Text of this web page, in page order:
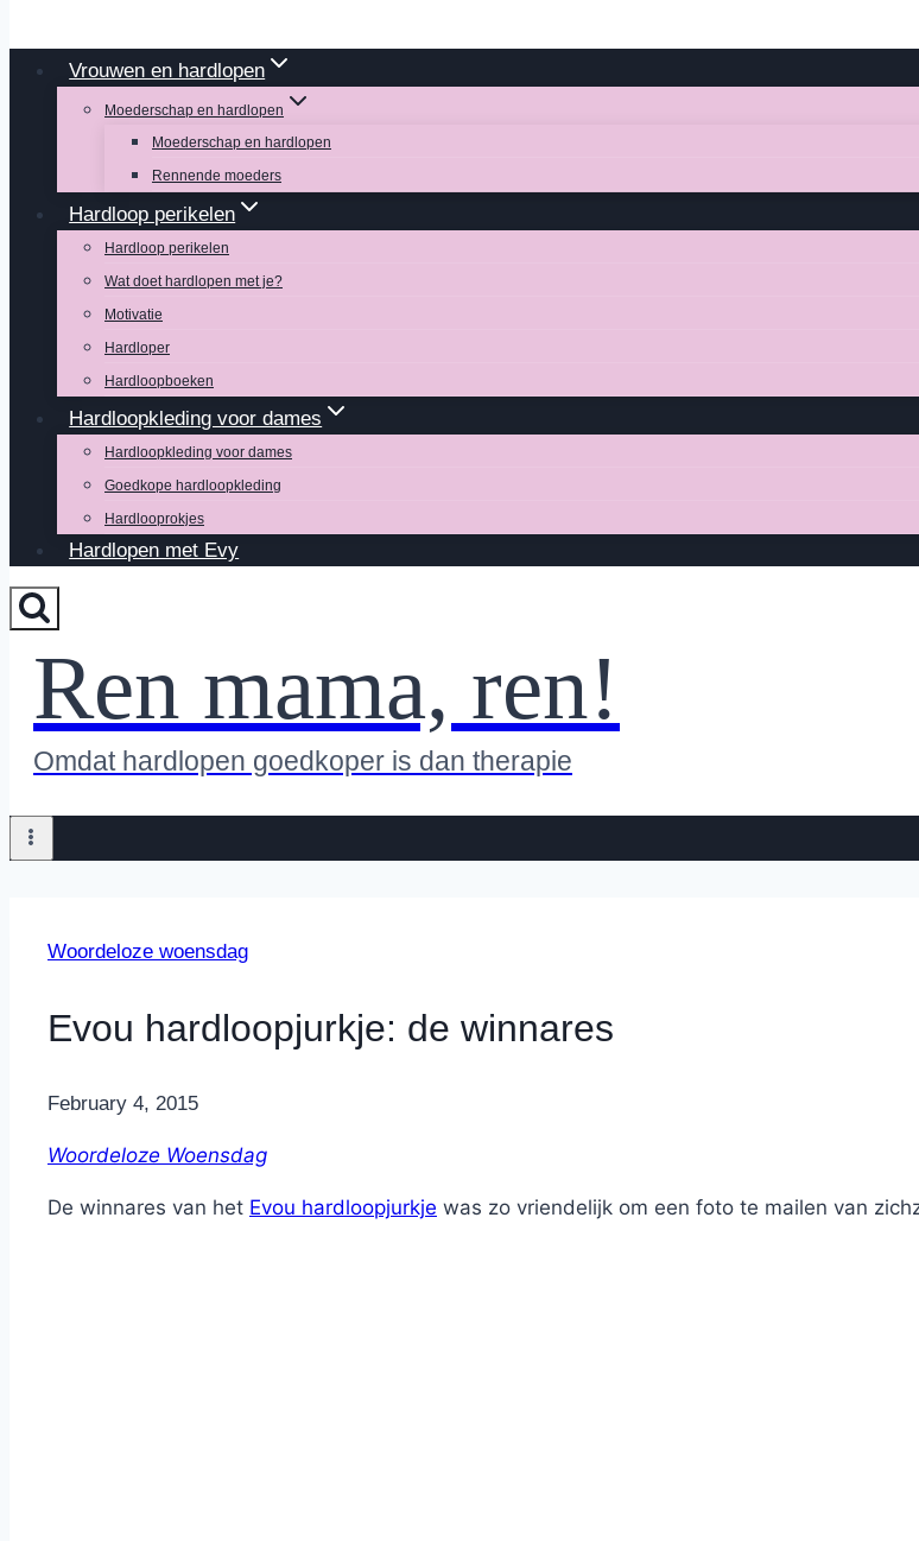
Vrouwen en hardlopen
Moederschap en hardlopen
Moederschap en hardlopen
Rennende moeders
Hardloop perikelen
Hardloop perikelen
Wat doet hardlopen met je?
Motivatie
Hardloper
Hardloopboeken
Hardloopkleding voor dames
Hardloopkleding voor dames
Goedkope hardloopkleding
Hardlooprokjes
Hardlopen met Evy
Ren mama, ren!
Omdat hardlopen goedkoper is dan therapie
Woordeloze woensdag
Evou hardloopjurkje: de winnares
ByNicole
February 4, 2015
Woordeloze Woensdag
De winnares van het Evou hardloopjurkje was zo vriendelijk om een foto te mailen van